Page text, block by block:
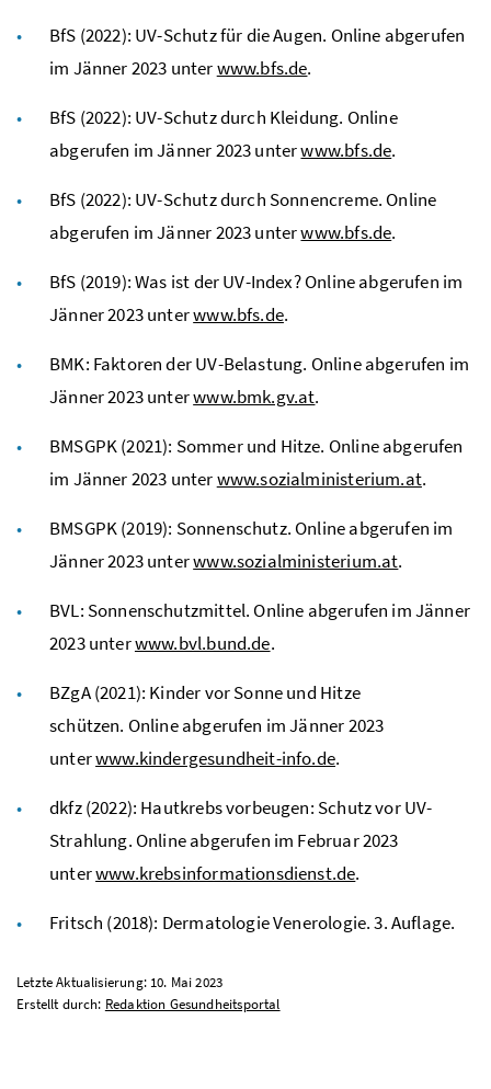
BfS (2022): UV-Schutz für die Augen. Online abgerufen
im Jänner 2023 unterwww.bfs.de.
BfS (2022): UV-Schutz durch Kleidung. Online
abgerufen im Jänner 2023 unterwww.bfs.de.
BfS (2022): UV-Schutz durch Sonnencreme. Online
abgerufen im Jänner 2023 unterwww.bfs.de.
BfS (2019): Was ist der UV-Index? Online abgerufen im
Jänner 2023 unterwww.bfs.de.
BMK: Faktoren der UV-Belastung. Online abgerufen im
Jänner 2023 unterwww.bmk.gv.at.
BMSGPK(2021): Sommer und Hitze. Online abgerufen
im Jänner 2023 unterwww.sozialministerium.at.
BMSGPK(2019): Sonnenschutz. Online abgerufen im
Jänner 2023 unterwww.sozialministerium.at.
BVL: Sonnenschutzmittel. Online abgerufen im Jänner
2023 unterwww.bvl.bund.de.
BZgA(2021): Kinder vor Sonne und Hitze
schützen. Online abgerufen im Jänner 2023
unterwww.kindergesundheit-info.de.
dkfz(2022): Hautkrebs vorbeugen: Schutz vor UV-
Strahlung. Online abgerufen im Februar 2023
unterwww.krebsinformationsdienst.de.
Fritsch (2018): Dermatologie Venerologie. 3. Auflage.
Letzte Aktualisierung: 10. Mai 2023
Erstellt durch: Redaktion Gesundheitsportal